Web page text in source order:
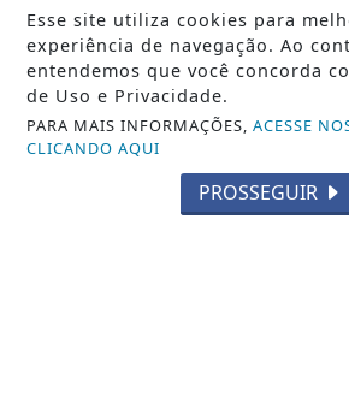
NOTICIA EM DESTAQUE
Começa nesta sexta-feira
Campeonato Municipal de
Italva
Notícia em Destaque
Esse site utiliza cookies para
experiência de navegação. Ao
entendemos que você concorda
de Uso e Privacidade.
PARA MAIS INFORMAÇÕES,ACESSE
CLICANDO AQUI
PROSSEGUIR